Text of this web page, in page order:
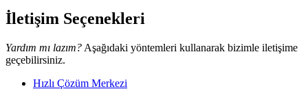
İletişim Seçenekleri
Yardım mı lazım? Aşağıdaki yöntemleri kullanarak bizimle iletişime
geçebilirsiniz.
Hızlı Çözüm Merkezi